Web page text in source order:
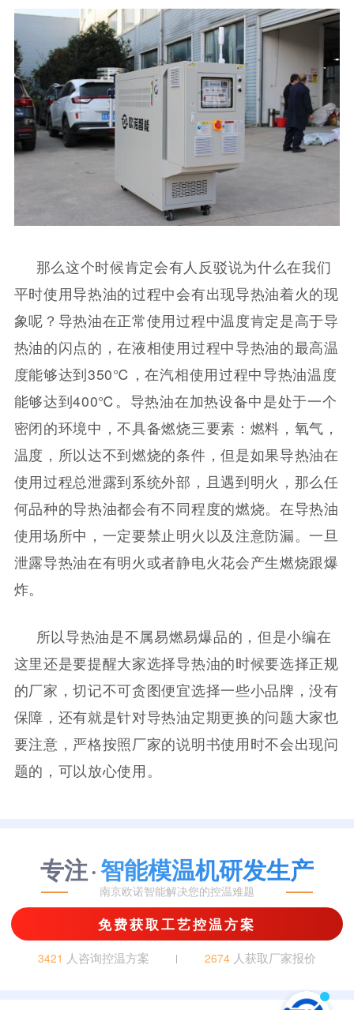
那么这个时候肯定会有人反驳说为什么在我们
平时使用导热油的过程中会有出现导热油着火的现
象呢？导热油在正常使用过程中温度肯定是高于导
热油的闪点的，在液相使用过程中导热油的最高温
度能够达到350℃，在汽相使用过程中导热油温度
能够达到400℃。导热油在加热设备中是处于一个
密闭的环境中，不具备燃烧三要素：燃料，氧气，
温度，所以达不到燃烧的条件，但是如果导热油在
使用过程总泄露到系统外部，且遇到明火，那么任
何品种的导热油都会有不同程度的燃烧。在导热油
使用场所中，一定要禁止明火以及注意防漏。一旦
泄露导热油在有明火或者静电火花会产生燃烧跟爆
炸。
所以导热油是不属易燃易爆品的，但是小编在
这里还是要提醒大家选择导热油的时候要选择正规
的厂家，切记不可贪图便宜选择一些小品牌，没有
保障，还有就是针对导热油定期更换的问题大家也
要注意，严格按照厂家的说明书使用时不会出现问
题的，可以放心使用。
专注·智能模温机研发生产
南京欧诺智能解决您的控温难题
免费获取工艺控温方案
3421 人咨询控温方案 2674人获取厂家报价